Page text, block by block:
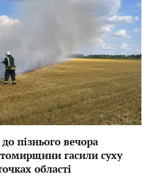
пізнього вечора
гасили суху
області